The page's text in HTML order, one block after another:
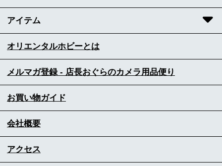
アイテム
オリエンタルホビーとは
メルマガ登録 - 店長おぐらのカメラ用品便り
お買い物ガイド
会社概要
アクセス